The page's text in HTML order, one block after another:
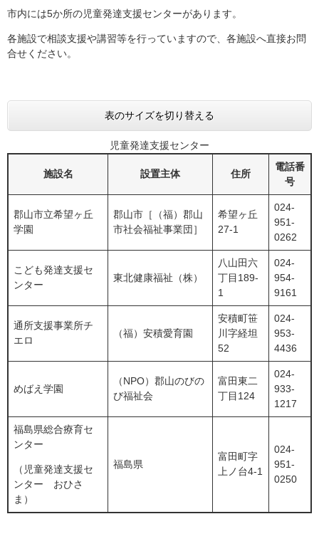
市内には5か所の児童発達支援センターがあります。
各施設で相談支援や講習等を行っていますので、各施設へ直接お問
合せください。
表のサイズを切り替える
児童発達支援センター
施設名 設置主体 住所
電話番
号
郡山市立希望ヶ丘
学園
郡山市［（福）郡山
市社会福祉事業団］
希望ヶ丘
27-1
024-
951-
0262
こども発達支援セ
ンター
東北健康福祉（株）
八山田六
丁目189-
1
024-
954-
9161
通所支援事業所チ
エロ
（福）安積愛育園
安積町笹
川字経坦
52
024-
953-
4436
めばえ学園
（NPO）郡山のびの
び福祉会
富田東二
丁目124
024-
933-
1217
福島県総合療育セ
ンター
（児童発達支援セ
ンター おひさ
ま）
福島県
富田町字
上ノ台4-1
024-
951-
0250